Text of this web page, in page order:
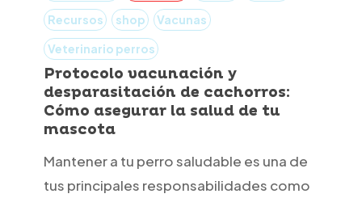
desparasitación
cachorros:
Cómo
asegurar
salud
Recursos
shop
Vacunas
Veterinario perros
Protocolo vacunación y
desparasitación de cachorros:
Cómo asegurar la salud de tu
mascota
Mantener a tu perro saludable es una de
tus principales responsabilidades como